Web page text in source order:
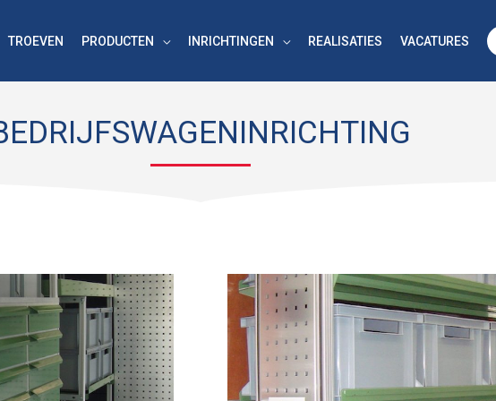
TROEVEN PRODUCTEN INRICHTINGEN REALISATIES VACATURES